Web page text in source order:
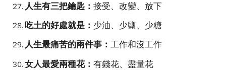
人生有三把鑰匙：接受、改變、放下
吃土的好處就是： 少油、少鹽、少糖
人生最痛苦的兩件事：工作和沒工作
女人最愛兩種花：有錢花、盡量花